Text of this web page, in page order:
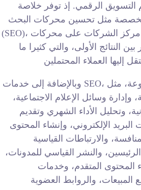
التسويق الرقمي. إذ توفر خلاصة
مثل تحسين محركات البحث
(SEO)، التي تساعد في تحسين مركز الشركات على محركات
النتائج الأولى، والتي كثيرا ما
وبالإضافة إلى خدمات SEO، تقدم خلاصة خدمات متنوعة، مثل
وإدارة وسائل الإعلام الاجتماعية،
وتحليل الأداء الشهري وتقديم
الإلكتروني، وإنشاء المحتوى
والارتباطات القياسية
الرئيسين، والنشر القياسي للمدونات،
المحتوى المتقدم، وخدمات